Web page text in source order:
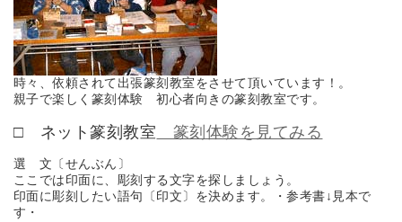
時々、依頼されて出張篆刻教室をさせて頂いています！。
親子で楽しく篆刻体験 初心者向きの篆刻教室です。
□ ネット篆刻教室 篆刻体験を見てみる
選 文〔せんぶん〕
ここでは印面に、彫刻する文字を探しましょう。
印面に彫刻したい語句〔印文〕を決めます。・参考書↓見本で
す・